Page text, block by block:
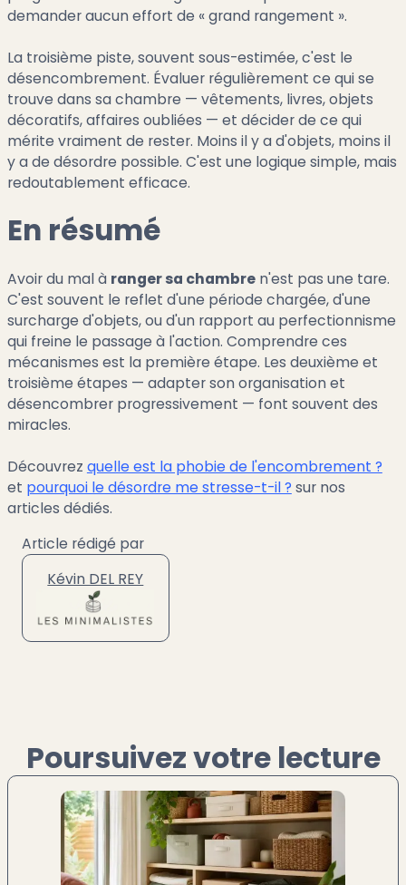
demander aucun effort de « grand rangement ».
La troisième piste, souvent sous-estimée, c'est le
désencombrement. Évaluer régulièrement ce qui se
trouve dans sa chambre — vêtements, livres, objets
décoratifs, affaires oubliées — et décider de ce qui
mérite vraiment de rester. Moins il y a d'objets, moins il
y a de désordre possible. C'est une logique simple, mais
redoutablement efficace.
En résumé
Avoir du mal à ranger sa chambren'est pas une tare.
C'est souvent le reflet d'une période chargée, d'une
surcharge d'objets, ou d'un rapport au perfectionnisme
qui freine le passage à l'action. Comprendre ces
mécanismes est la première étape. Les deuxième et
troisième étapes — adapter son organisation et
désencombrer progressivement — font souvent des
miracles.
Découvrez quelle est la phobie de l'encombrement ?
et pourquoi le désordre me stresse-t-il ? sur nos
articles dédiés.
Article rédigé par
Kévin DEL REY
Poursuivez votre lecture